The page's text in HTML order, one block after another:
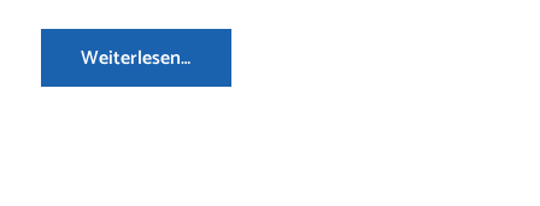
Weiterlesen…